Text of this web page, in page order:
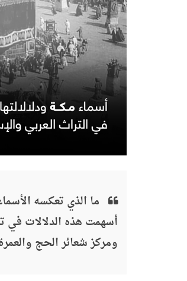
ما الذي تعكسه
أسهمت هذه الدلالات في
ومركز شعائر الحج